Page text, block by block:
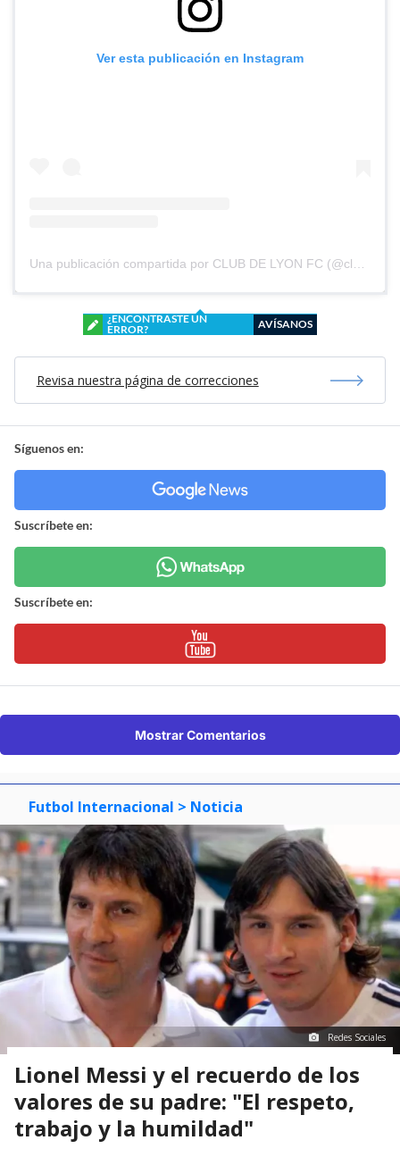
Ver esta publicación en Instagram
Una publicación compartida por CLUB DE LYON FC (@clubdelyonfc)
¿ENCONTRASTE UN
ERROR?
AVÍSANOS
Revisa nuestra página de correcciones
Síguenos en:
Suscríbete en:
Suscríbete en:
Mostrar Comentarios
Futbol Internacional > Noticia
Redes Sociales
Lionel Messi y el recuerdo de los
valores de su padre: "El respeto,
trabajo y la humildad"